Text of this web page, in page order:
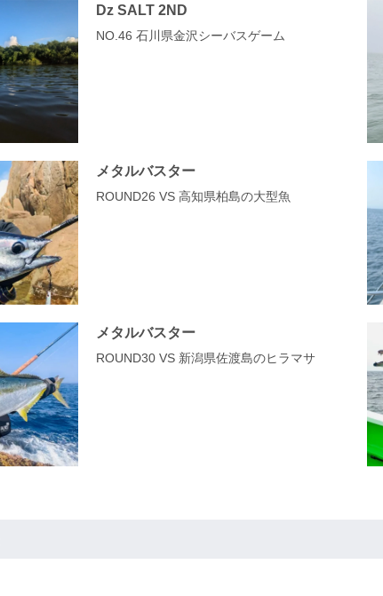
Dz SALT 2ND
NO.46 石川県金沢シーバスゲーム
メタルバスター
ROUND26 VS 高知県柏島の大型魚
メタルバスター
ROUND30 VS 新潟県佐渡島のヒラマサ